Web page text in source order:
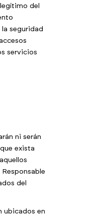
del
seguridad
servicios
ni serán
exista
del
ubicados en